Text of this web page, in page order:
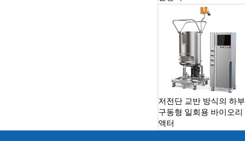
저전단 교반 방식의 하부
구동형 일회용 바이오리
액터